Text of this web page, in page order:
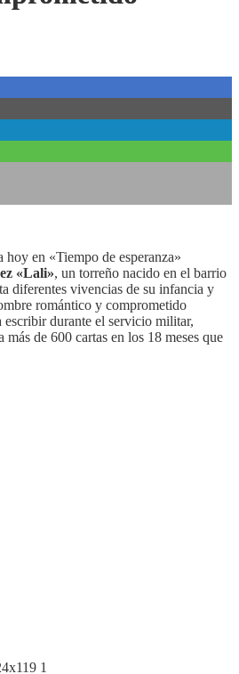
hoy en «Tiempo de esperanza»
«Lali», un torreño nacido en el barrio
diferentes vivencias de su infancia y
romántico y comprometido
escribir durante el servicio militar,
de 600 cartas en los 18 meses que